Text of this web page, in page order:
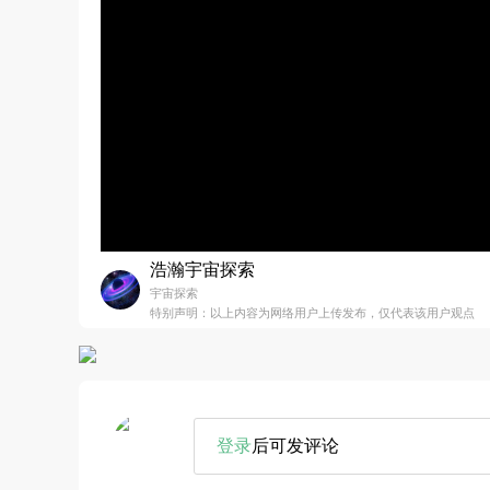
浩瀚宇宙探索
宇宙探索
特别声明：以上内容为网络用户上传发布，仅代表该用户观点
登录后可发评论